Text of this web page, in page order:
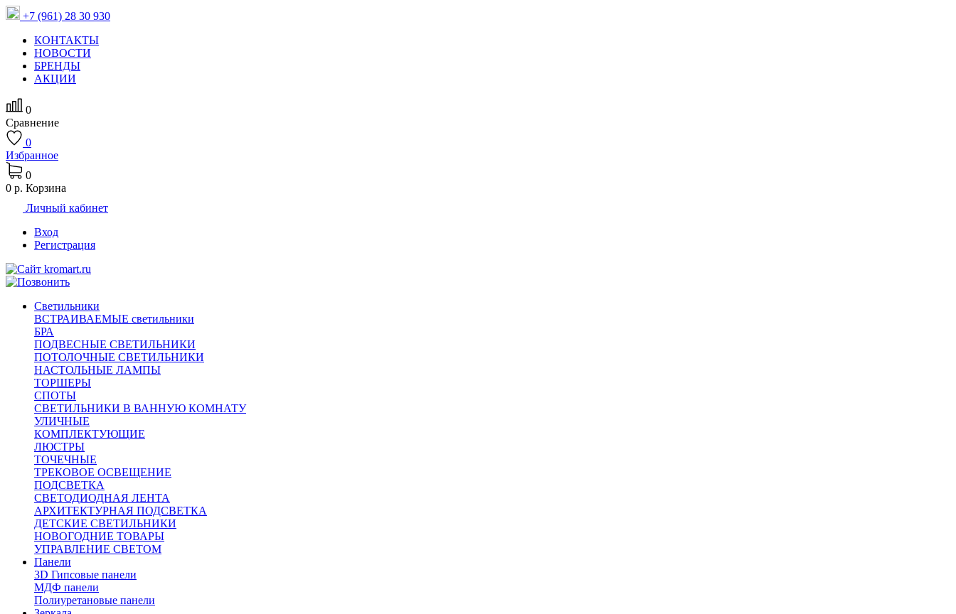
+7 (961) 28 30 930
КОНТАКТЫ
НОВОСТИ
БРЕНДЫ
АКЦИИ
0
Сравнение
0
Избранное
0
0 р. Корзина
Личный кабинет
Вход
Регистрация
Светильники
ВСТРАИВАЕМЫЕ светильники
БРА
ПОДВЕСНЫЕ СВЕТИЛЬНИКИ
ПОТОЛОЧНЫЕ СВЕТИЛЬНИКИ
НАСТОЛЬНЫЕ ЛАМПЫ
ТОРШЕРЫ
СПОТЫ
СВЕТИЛЬНИКИ В ВАННУЮ КОМНАТУ
УЛИЧНЫЕ
КОМПЛЕКТУЮЩИЕ
ЛЮСТРЫ
ТОЧЕЧНЫЕ
ТРЕКОВОЕ ОСВЕЩЕНИЕ
ПОДСВЕТКА
СВЕТОДИОДНАЯ ЛЕНТА
АРХИТЕКТУРНАЯ ПОДСВЕТКА
ДЕТСКИЕ СВЕТИЛЬНИКИ
НОВОГОДНИЕ ТОВАРЫ
УПРАВЛЕНИЕ СВЕТОМ
Панели
3D Гипсовые панели
МДФ панели
Полиуретановые панели